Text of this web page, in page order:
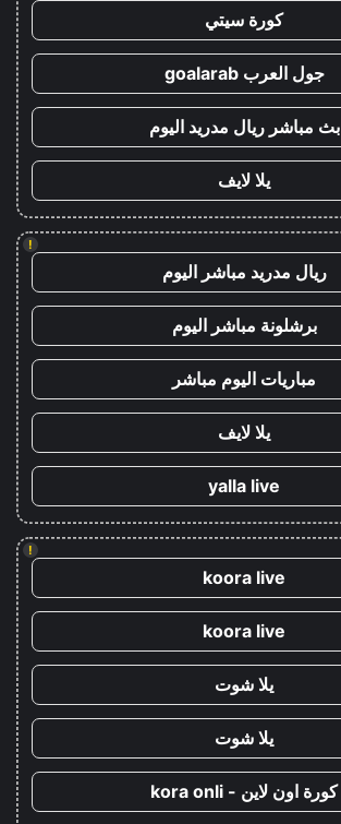
كورة سيتي
جول العرب goalarab
بث مباشر ريال مدريد اليوم
يلا لايف
!
ريال مدريد مباشر اليوم
برشلونة مباشر اليوم
مباريات اليوم مباشر
يلا لايف
yalla live
!
koora live
koora live
يلا شوت
يلا شوت
كورة اون لاين - kora onli